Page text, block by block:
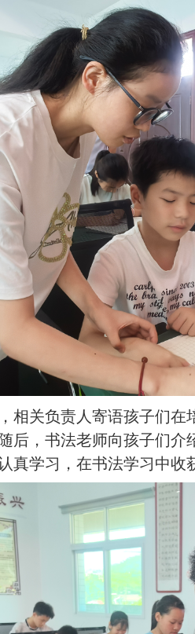
相关负责人寄语孩子们
后，书法老师向孩子们介
真学习，在书法学习中收